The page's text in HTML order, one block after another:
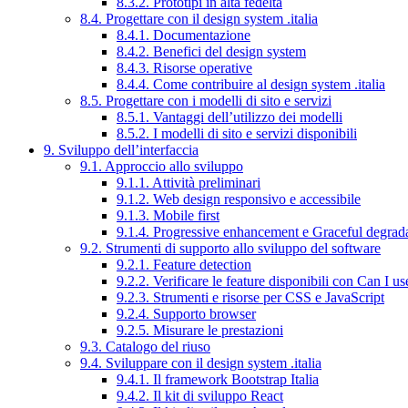
8.4. Progettare con il design system .italia
8.4.1. Documentazione
8.4.2. Benefici del design system
8.4.3. Risorse operative
8.4.4. Come contribuire al design system .italia
8.5. Progettare con i modelli di sito e servizi
8.5.1. Vantaggi dell’utilizzo dei modelli
8.5.2. I modelli di sito e servizi disponibili
9. Sviluppo dell’interfaccia
9.1. Approccio allo sviluppo
9.1.1. Attività preliminari
9.1.2. Web design responsivo e accessibile
9.1.3. Mobile first
9.1.4. Progressive enhancement e Graceful
9.2. Strumenti di supporto allo sviluppo del software
9.2.1. Feature detection
9.2.2. Verificare le feature disponibili con Can I
9.2.3. Strumenti e risorse per CSS e JavaScript
9.2.4. Supporto browser
9.2.5. Misurare le prestazioni
9.3. Catalogo del riuso
9.4. Sviluppare con il design system .italia
9.4.1. Il framework Bootstrap Italia
9.4.2. Il kit di sviluppo React